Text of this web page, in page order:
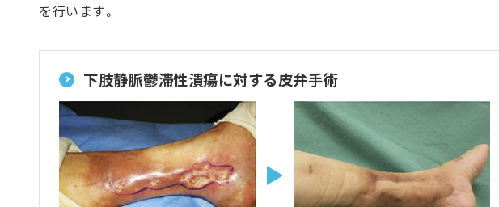
を行います。
下肢静脈鬱滞性潰瘍に対する皮弁手術